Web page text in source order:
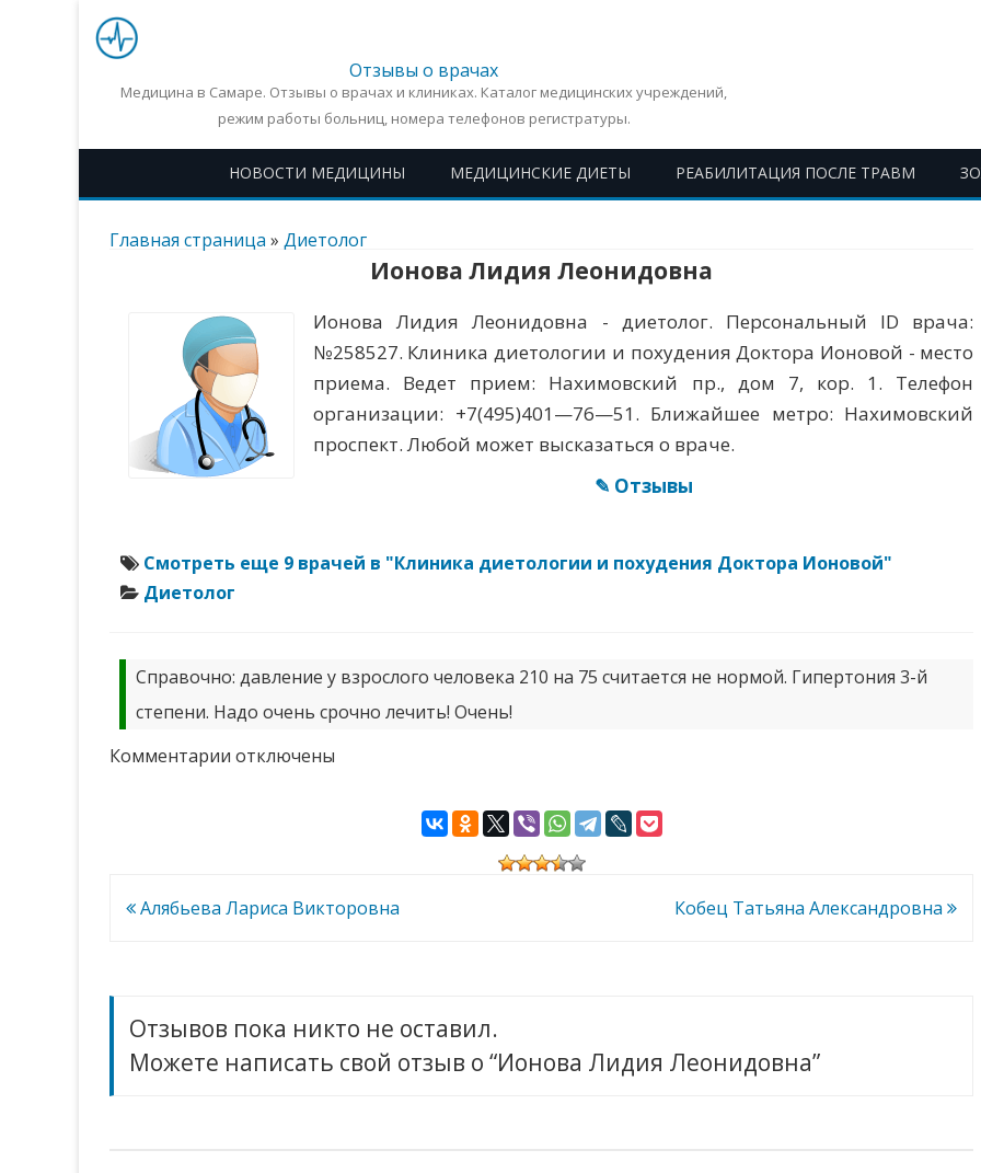
Отзывы о врачах
Медицина в Самаре. Отзывы о врачах и клиниках. Каталог медицинских учреждений,
режим работы больниц, номера телефонов регистратуры.
НОВОСТИ МЕДИЦИНЫ МЕДИЦИНСКИЕ ДИЕТЫ РЕАБИЛИТАЦИЯ ПОСЛЕ ТРАВМ
Перейти
Главная страница » Диетолог
Ионова Лидия Леонидовна
Ионова Лидия Леонидовна - диетолог. Персональный ID врача:
№258527. Клиника диетологии и похудения Доктора Ионовой - место
приема. Ведет прием: Нахимовский пр., дом 7, кор. 1. Телефон
организации: +7(495)401—76—51. Ближайшее метро: Нахимовский
проспект. Любой может высказаться о враче.
✎ Отзывы
Смотреть еще 9 врачей в "Клиника диетологии и похудения Доктора Ионовой"
Диетолог
Справочно: давление у взрослого человека 210 на 75 считается не нормой. Гипертония 3-й
степени. Надо очень срочно лечить! Очень!
Комментарии котключены
Навигация
Алябьева Лариса Викторовна Кобец Татьяна Александровна
Отзывов пока никто не оставил.
Можете написать свой отзыв о “Ионова Лидия Леонидовна”